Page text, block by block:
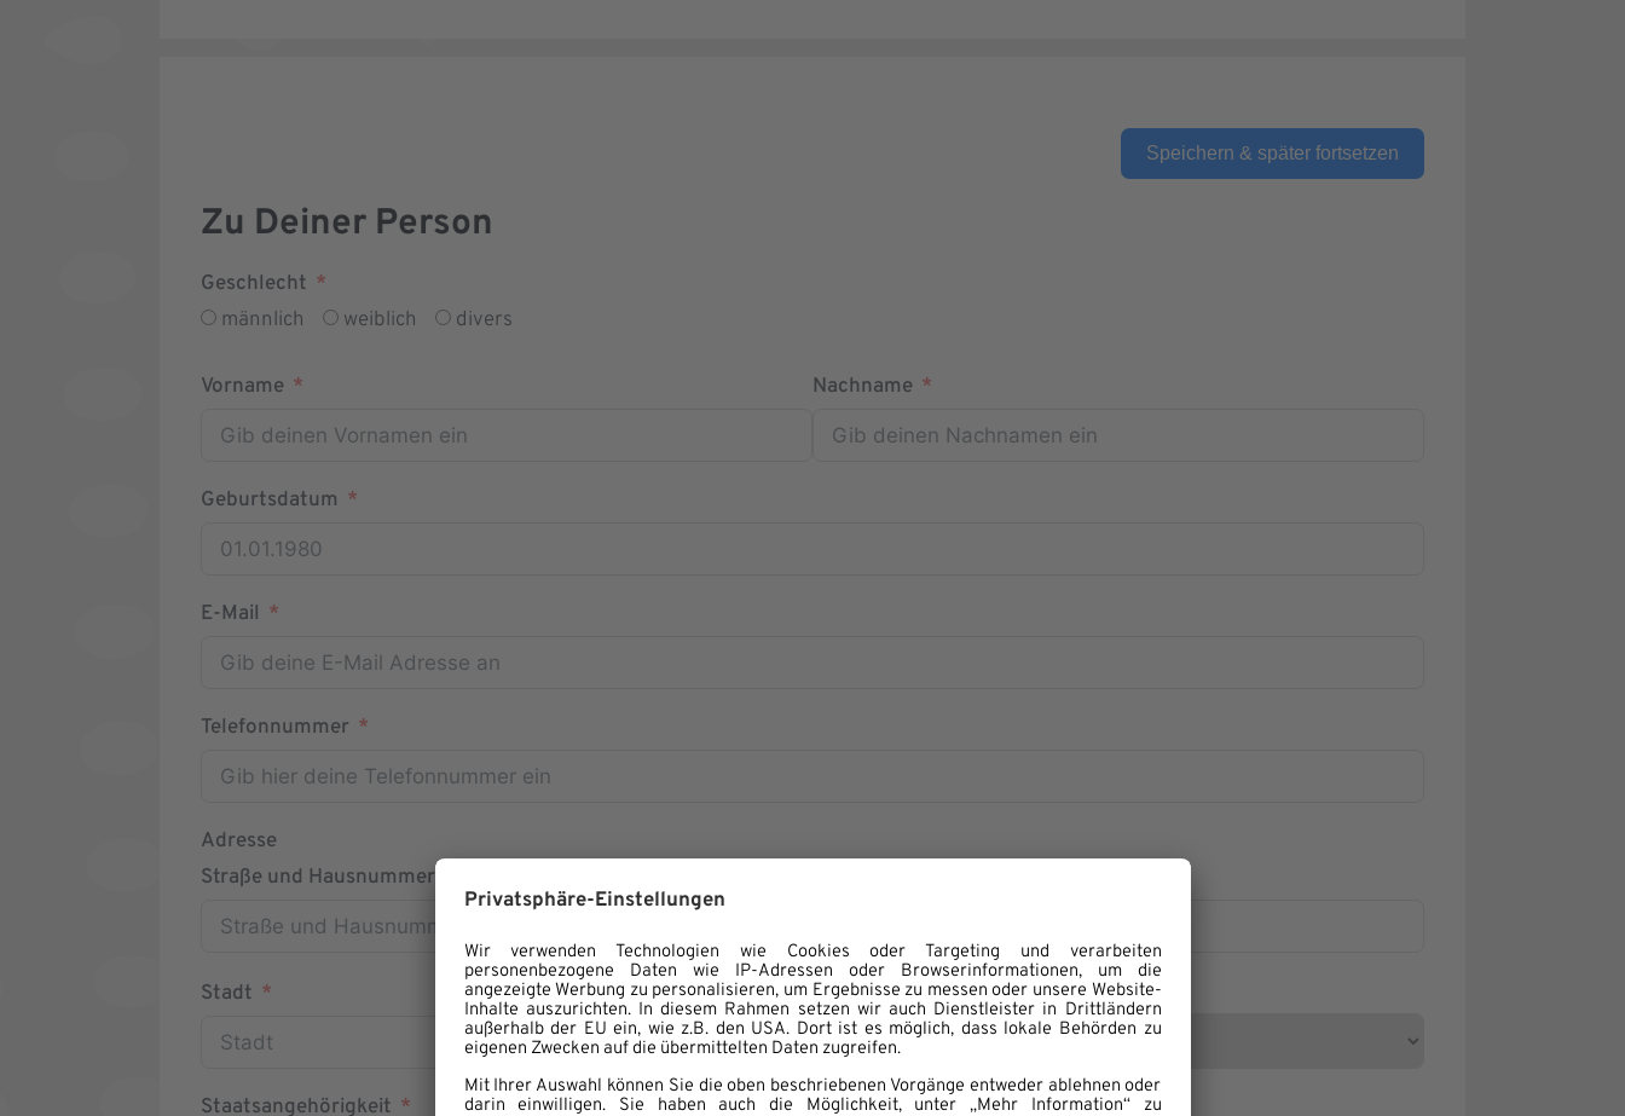
Speichern & später fortsetzen
Zu Deiner Person
Geschlecht
männlich
weiblich divers
Vorname Nachname
Geburtsdatum
E-Mail
Telefonnummer
Adresse
Straße und Hausnummer
Stadt Land
Staatsangehörigkeit